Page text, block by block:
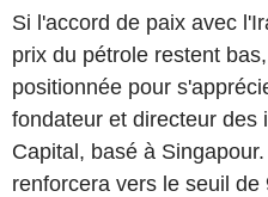
Si l'accord de paix avec
prix du pétrole restent
positionnée pour
fondateur et directeur des
Capital, basé à
renforcera vers le seuil